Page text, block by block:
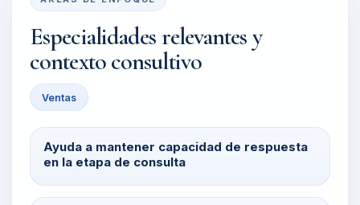
Especialidades relevantes y
contexto consultivo
Ventas
Ayuda a mantener capacidad de respuesta
en la etapa de consulta